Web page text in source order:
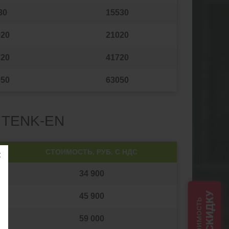
15530
21020
41720
63050
EN
СТОИМОСТЬ, РУБ. С НДС
34 900
45 900
59 000 СКИДКУ